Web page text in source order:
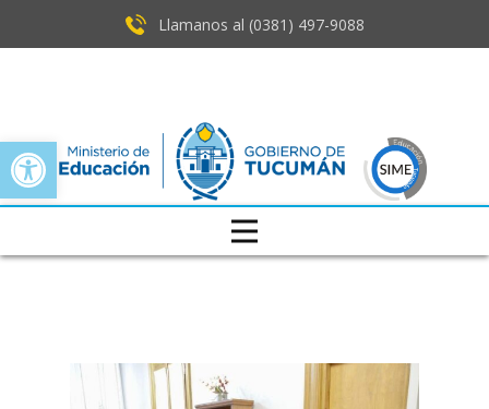
Open toolbar
Llamanos al (0381) ​497-9088